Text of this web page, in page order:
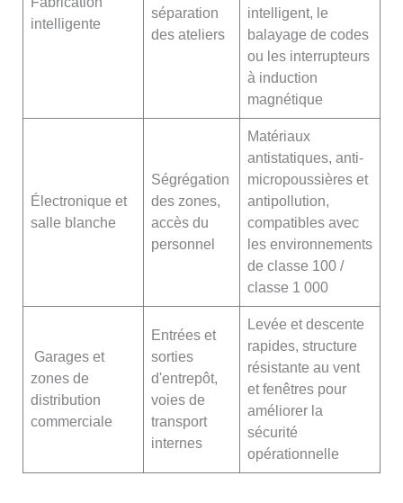
intelligente
séparation
des ateliers
intelligent, le
balayage de codes
ou les interrupteurs
à induction
magnétique
Électronique et
salle blanche
Ségrégation
des zones,
accès du
personnel
Matériaux
antistatiques, anti-
micropoussières et
antipollution,
compatibles avec
les environnements
de classe 100 /
classe 1 000
Garages et
zones de
distribution
commerciale
Entrées et
sorties
d'entrepôt,
voies de
transport
internes
Levée et descente
rapides, structure
résistante au vent
et fenêtres pour
améliorer la
sécurité
opérationnelle